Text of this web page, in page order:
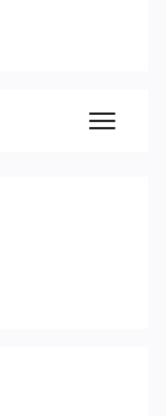
Toggle